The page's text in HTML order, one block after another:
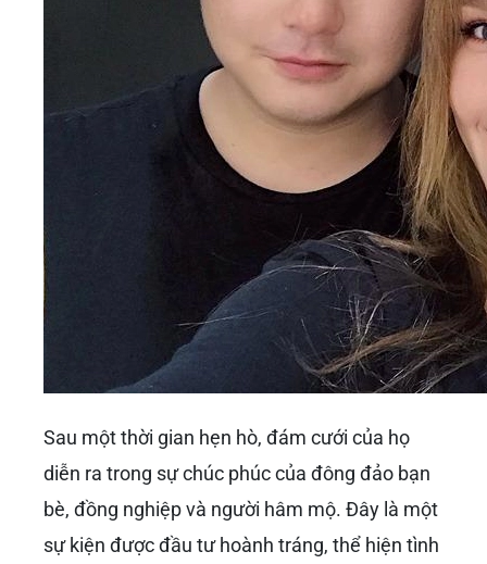
Sau một thời gian hẹn hò, đám cưới của họ
diễn ra trong sự chúc phúc của đông đảo bạn
bè, đồng nghiệp và người hâm mộ. Đây là một
sự kiện được đầu tư hoành tráng, thể hiện tình